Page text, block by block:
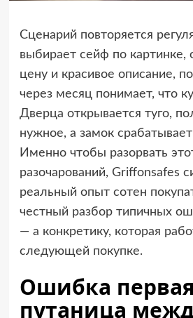
Сценарий повторяется
выбирает сейф по картинке,
цену и красивое описание,
через месяц понимает, что
Дверца открывается туго,
нужное, а замок срабатывает
Именно чтобы разорвать
разочарований, Griffonsafes
реальный опыт сотен
честный разбор типичных
— а конкретику, которая
следующей покупке.
Ошибка
путаница